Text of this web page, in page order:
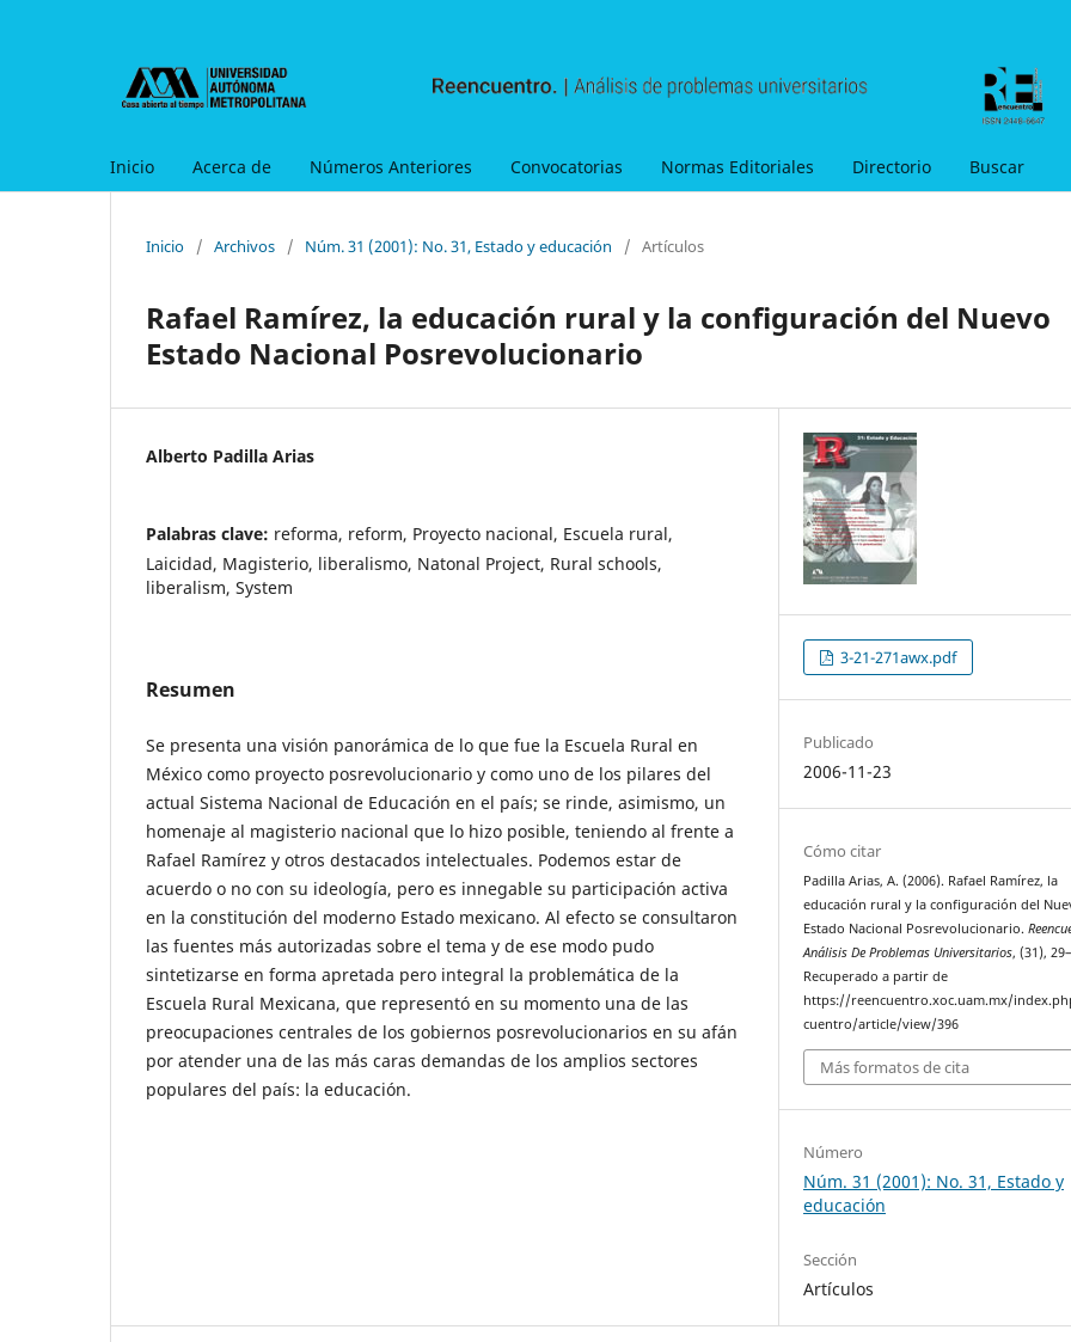
Inicio Acerca de Números Anteriores Convocatorias Normas Editoriales Directorio Buscar
Inicio / Archivos / Núm. 31 (2001): No. 31, Estado y educación / Artículos
Rafael Ramírez, la educación rural y la configuración del Nuevo
Estado Nacional Posrevolucionario
Alberto Padilla Arias
Palabras clave: reforma, reform, Proyecto nacional, Escuela rural,
Laicidad, Magisterio, liberalismo, Natonal Project, Rural schools,
liberalism, System
Resumen
Se presenta una visión panorámica de lo que fue la Escuela Rural en
México como proyecto posrevolucionario y como uno de los pilares del
actual Sistema Nacional de Educación en el país; se rinde, asimismo, un
homenaje al magisterio nacional que lo hizo posible, teniendo al frente a
Rafael Ramírez y otros destacados intelectuales. Podemos estar de
acuerdo o no con su ideología, pero es innegable su participación activa
en la constitución del moderno Estado mexicano. Al efecto se consultaron
las fuentes más autorizadas sobre el tema y de ese modo pudo
sintetizarse en forma apretada pero integral la problemática de la
Escuela Rural Mexicana, que representó en su momento una de las
preocupaciones centrales de los gobiernos posrevolucionarios en su afán
por atender una de las más caras demandas de los amplios sectores
populares del país: la educación.
3-21-271awx.pdf
Publicado
2006-11-23
Cómo citar
Padilla Arias, A. (2006). Rafael Ramírez, la
educación rural y la configuración del
Estado Nacional Posrevolucionario.
Análisis De Problemas Universitarios, (31),
Recuperado a partir de
https://reencuentro.xoc.uam.mx/
cuentro/article/view/396
Más formatos de cita
Número
Núm. 31 (2001): No. 31, Estado y
educación
Sección
Artículos